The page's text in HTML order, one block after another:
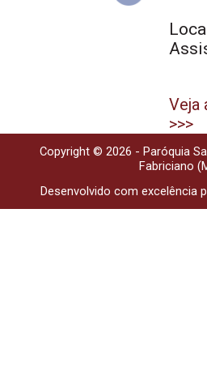
Veja
>>>
Copyright © 2026 - Paróquia
Fabriciano
Desenvolvido com excelência